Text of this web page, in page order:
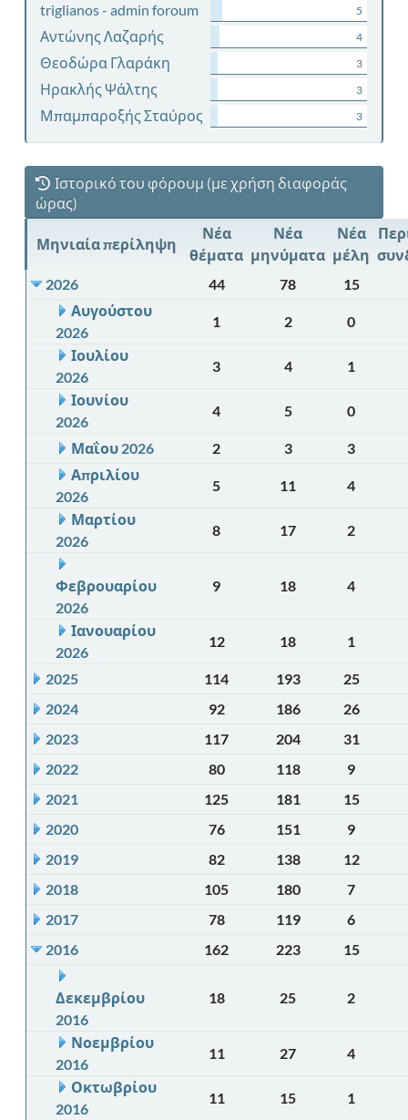
triglianos - admin foroum 5
Αντώνης Λαζαρής 4
Θεοδώρα Γλαράκη 3
Ηρακλής Ψάλτης 3
Μπαμπαροξής Σταύρος 3
Ιστορικό του φόρουμ (με χρήση διαφοράς
ώρας)
Μηνιαία περίληψη
Νέα
θέματα
Νέα
μηνύματα
Νέα
μέλη
2026
44 78
15
Αυγούστου
2026
1 2
0
Ιουλίου
2026
3 4
1
Ιουνίου
2026
4 5 0
Μαΐου 2026 2 3
3
Απριλίου
2026
5 11
4
Μαρτίου
2026
8 17 2
Φεβρουαρίου
2026
9 18 4
Ιανουαρίου
2026
12 18 1
2025 114 193
25
2024
92 186
26
2023
117 204
31
2022
80 118
9
2021
125 181
15
2020
76 151
9
2019
82 138
12
2018
105 180
7
2017
78 119
6
2016
162 223 15
Δεκεμβρίου
2016
18 25 2
Νοεμβρίου
2016
11 27
4
Οκτωβρίου
2016
11 15 1